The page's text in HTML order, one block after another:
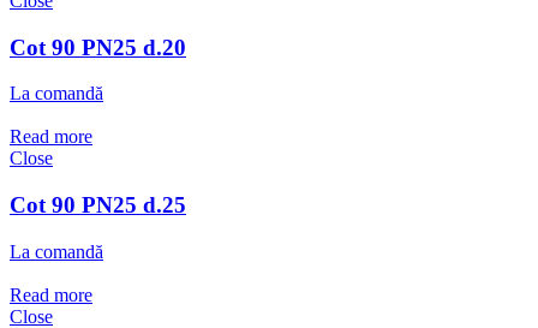
Cot 90 PN25 d.20
La comandă
Read more
Close
Cot 90 PN25 d.25
La comandă
Read more
Close